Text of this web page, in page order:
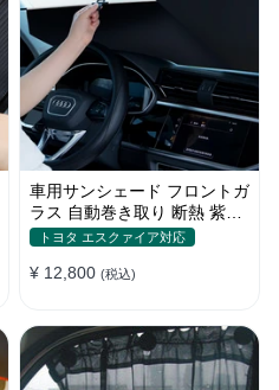
車用サンシェード フロントガ
ラス 自動巻き取り 断熱 紫外
線 UVカット 取付収納便利
トヨタ エスクァイア対応
¥ 12,800 (税込)